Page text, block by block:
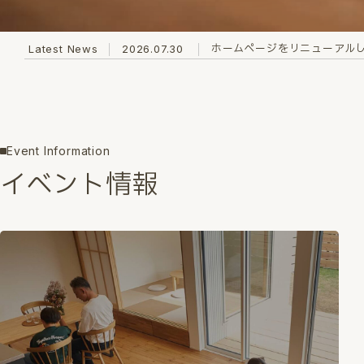
Latest News 2026.07.30 ホームページをリニューアル
Event Information
イベント情報